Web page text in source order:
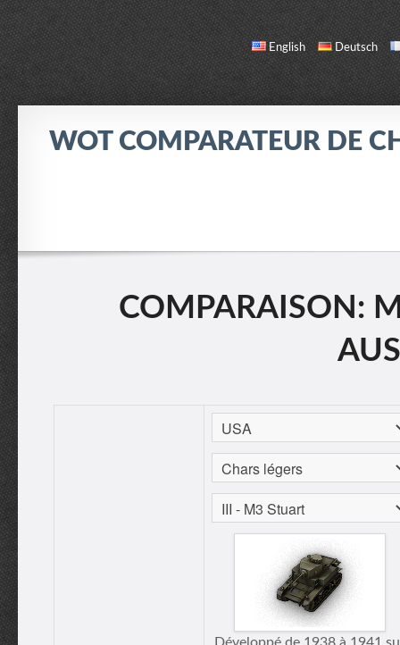
English Deutsch
WOT COMPARATEUR DE
COMPARAISON: